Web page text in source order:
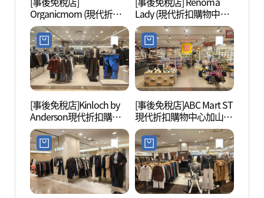
Organicmom (現代折扣
購物中心加山店)(오가닉
맘 현대아울렛 가산점)
Lady (現代折扣購物中心
加山店)(레노마레이디 현
대아울렛 가산점)
[事後免稅店]Kinloch by
Anderson現代折扣購物
中心加山店(킨록by앤더
슨 현대아울렛 가산점)
[事後免稅店]ABC Mart ST
現代折扣購物中心加山店
(ABC마트 ST 현대아울렛
가산점)